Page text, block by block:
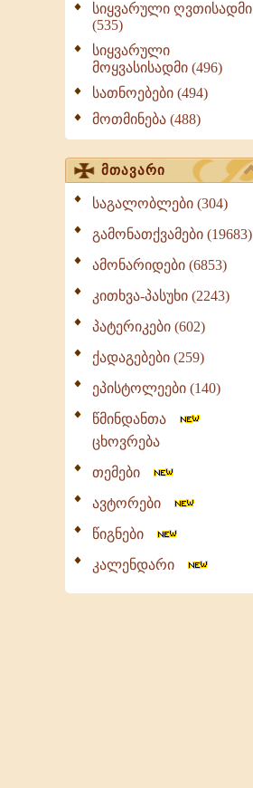
სიყვარული ღვთისადმი
(535)
სიყვარული
მოყვასისადმი (496)
სათნოებები (494)
მოთმინება (488)
მთავარი
საგალობლები (304)
გამონათქვამები (19683)
ამონარიდები (6853)
კითხვა-პასუხი (2243)
პატერიკები (602)
ქადაგებები (259)
ეპისტოლეები (140)
წმინდანთა
ცხოვრება
თემები
ავტორები
წიგნები
კალენდარი